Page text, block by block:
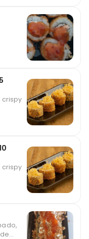
crispy
crispy